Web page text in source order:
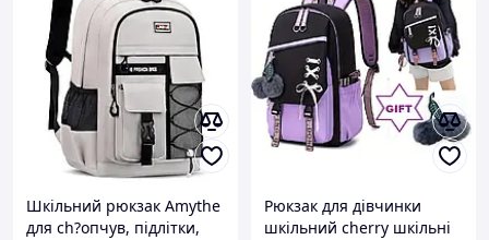
Шкільний рюкзак Amythe
для ch?опчув, підлітки,
Рюкзак для дівчинки
шкільний cherry шкільні